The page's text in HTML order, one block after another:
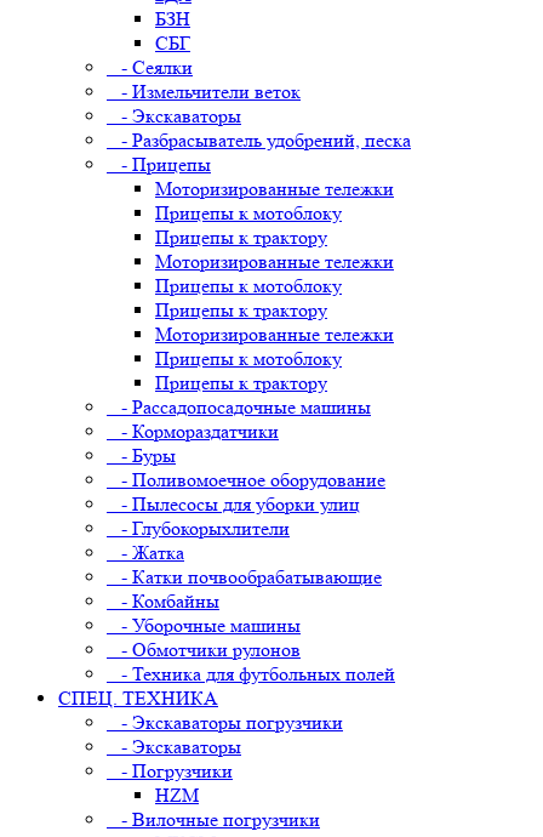
БЗН
СБГ
- Сеялки
- Измельчители веток
- Экскаваторы
- Разбрасыватель удобрений, песка
- Прицепы
Моторизированные тележки
Прицепы к мотоблоку
Прицепы к трактору
Моторизированные тележки
Прицепы к мотоблоку
Прицепы к трактору
Моторизированные тележки
Прицепы к мотоблоку
Прицепы к трактору
- Рассадопосадочные машины
- Кормораздатчики
- Буры
- Поливомоечное оборудование
- Пылесосы для уборки улиц
- Глубокорыхлители
- Жатка
- Катки почвообрабатывающие
- Комбайны
- Уборочные машины
- Обмотчики рулонов
- Техника для футбольных полей
СПЕЦ. ТЕХНИКА
- Экскаваторы погрузчики
- Экскаваторы
- Погрузчики
HZM
- Вилочные погрузчики